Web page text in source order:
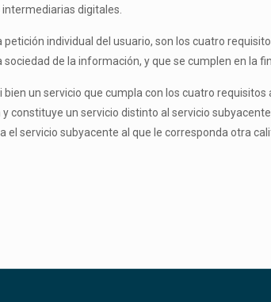
digitales.
individual del usuario, son los cuatro
de la información, y que se cumplen en la
un servicio que cumpla con los cuatro
constituye un servicio distinto al servicio
servicio subyacente al que le corresponda otra